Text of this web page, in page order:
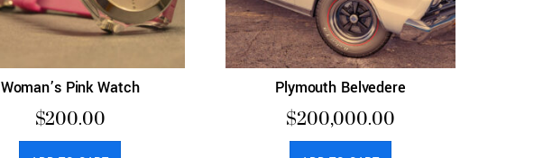
Woman’s Pink Watch
$200.00
Plymouth Belvedere
$200,000.00